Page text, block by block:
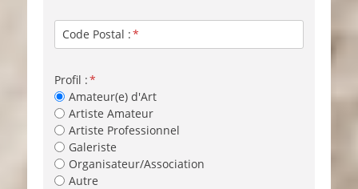
Code Postal :
Profil :
Amateur(e) d'Art
Artiste Amateur
Artiste Professionnel
Galeriste
Organisateur/Association
Autre